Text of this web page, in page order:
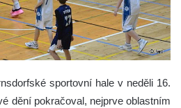
sportovní hale v neděli 16.
dění pokračoval, nejprve oblastním